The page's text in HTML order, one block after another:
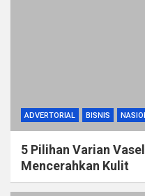
ADVERTORIAL BISNIS
5 Pilihan Varian
Mencerahkan Kulit